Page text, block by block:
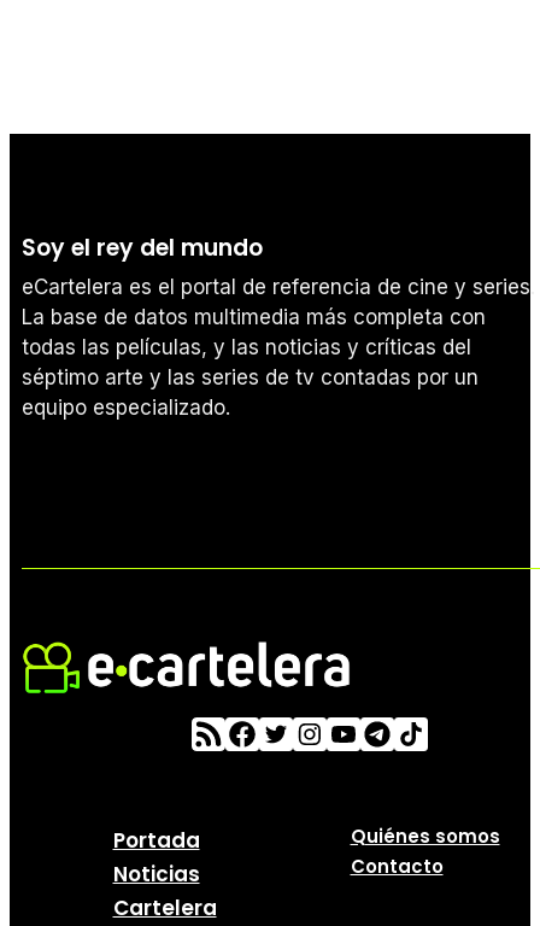
Soy el rey del mundo
eCartelera es el portal de referencia de cine y series.
La base de datos multimedia más completa con
todas las películas, y las noticias y críticas del
séptimo arte y las series de tv contadas por un
equipo especializado.
Portada
Noticias
Cartelera
Quiénes somos
Contacto